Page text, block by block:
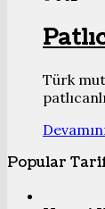
Türk
Popular